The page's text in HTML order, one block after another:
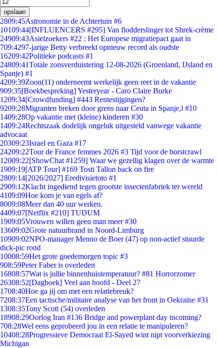
opslaan
2809:45Astronomie in de Achtertuin #6
10109:44[INFLUENCERS #295] Van flodderslinger tot Shrek-crème
24909:43Asielzoekers #22 : Het Europese migratiepact gaat in
709:4297-jarige Betty verbreekt opnieuw record als oudste
16209:42Politieke podcasts #1
24809:41Totale zonsverduistering 12-08-2026 (Groenland, IJsland en
Spanje) #1
4209:39Zoon(11) onderneemt werkelijk geen reet in de vakantie
909:35[Boekbespreking] Yesteryear - Caro Claire Burke
1209:34[Crowdfunding] #443 Rentestijgingen?
9209:28Migranten breken door grens naar Ceuta in Spanje,l #10
1409:28Op vakantie met (kleine) kinderen #30
1409:24Rechtszaak dodelijk ongeluk uitgesteld vanwege vakantie
advocaat
20309:23Israel en Gaza #17
24209:22Tour de France femmes 2026 #3 Tijd voor de borstcrawl
12009:22[ShowChat #1259] Waar we gezellig klagen over de warmte
1909:19[ATP Tour] #169 Tosti Tallon back on fire
2809:14[2026/2027] Eredivisietoto #1
2909:12Klacht ingediend tegen grootste insectenfabriek ter wereld
4109:09Hoe kom je van egels af?
8009:08Meer dan 40 uur werken.
4409:07[Netflix #210] TUDUM
1909:05Vrouwen willen geen man meer #30
13609:02Grote natuurbrand in Noord-Limburg
10909:02NPO-manager Menno de Boer (47) op non-actief stuurde
dick-pic rond
10008:59Het grote goedemorgen topic #3
908:59Peter Faber is overleden
16808:57Wat is jullie binnenhuistemperatuur? #81 Horrorzomer
26308:52[Dagboek] Veel aan hoofd - Deel 27
1708:40Hoe ga jij om met een relatiebreuk?
7208:37Een tactische/militaire analyse van het front in Oekraïne #31
1308:35Tony Scott (54) overleden
18908:29Oorlog Iran #136 Bridge and powerplant day incoming?
708:28Wel eens geprobeerd jou in een relatie te manipuleren?
10408:28Progressieve Democraat El-Sayed wint nipt voorverkiezing
Michigan